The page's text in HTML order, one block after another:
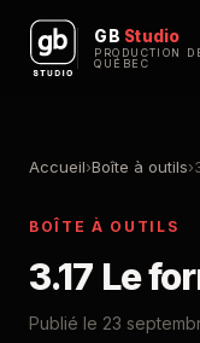
GB Studio
PRODUCTION
QUÉBEC
Accueil›Boîte à outils›
BOÎTE À OUTILS
3.17 Le
Publié le 23